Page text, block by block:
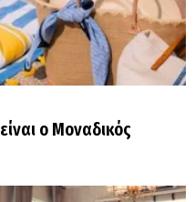
ο Μοναδικός